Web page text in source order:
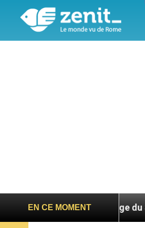
EN CE MOMENT
Hommage du Saint-Père suite